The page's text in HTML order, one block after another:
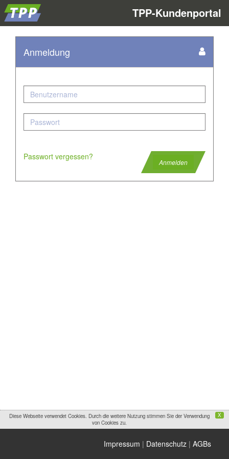
Toggle
navigation
TPP-Kundenportal
Anmeldung
Passwort vergessen?
Diese Webseite verwendet Cookies. Durch die weitere Nutzung stimmen Sie der Verwendung
von Cookies zu.
X
Impressum | Datenschutz | AGBs